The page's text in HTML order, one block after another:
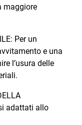
maggiore
Per un
e una
l’usura delle
adattati allo